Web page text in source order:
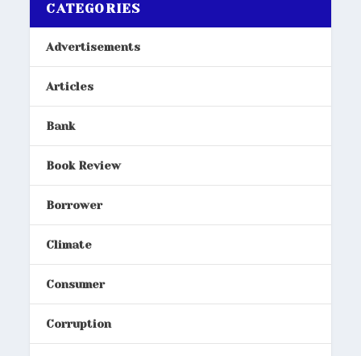
CATEGORIES
Advertisements
Articles
Bank
Book Review
Borrower
Climate
Consumer
Corruption